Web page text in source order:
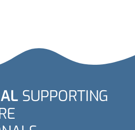
SUPPORTING